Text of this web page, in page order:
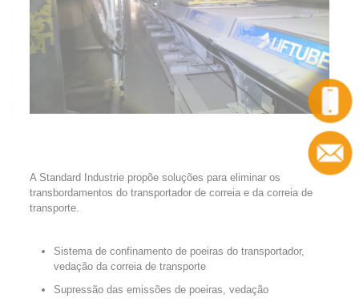
A Standard Industrie propõe soluções para eliminar os
transbordamentos do transportador de correia e da correia de
transporte.
Sistema de confinamento de poeiras do transportador,
vedação da correia de transporte
Supressão das emissões de poeiras, vedação
Contacto